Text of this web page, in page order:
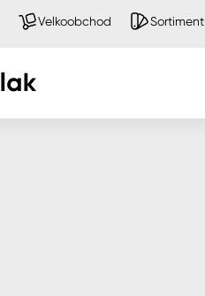
Velkoobchod Sortiment